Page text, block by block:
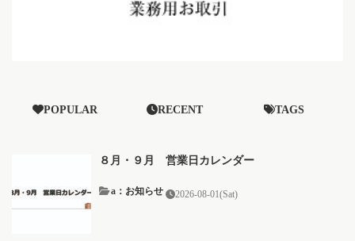
POPULAR RECENT TAGS
８月・９月 営業日カレンダー
a：お知らせ 2026-08-01(Sat)